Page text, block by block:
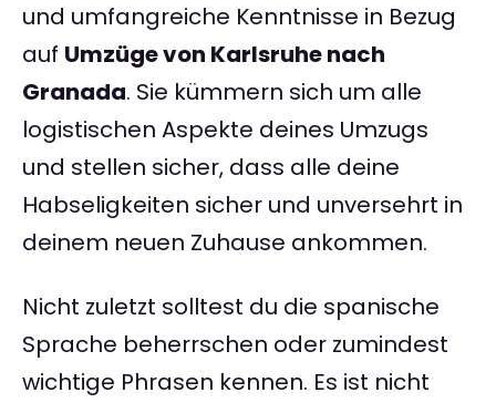
und umfangreiche Kenntnisse in Bezug
auf Umzüge von Karlsruhe nach
Granada. Sie kümmern sich um alle
logistischen Aspekte deines Umzugs
und stellen sicher, dass alle deine
Habseligkeiten sicher und unversehrt in
deinem neuen Zuhause ankommen.
Nicht zuletzt solltest du die spanische
Sprache beherrschen oder zumindest
wichtige Phrasen kennen. Es ist nicht